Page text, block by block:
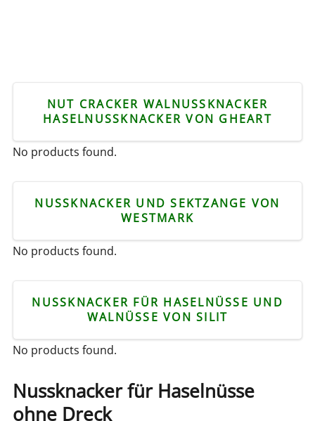
NUT CRACKER WALNUSSKNACKER
HASELNUSSKNACKER VON GHEART
No products found.
NUSSKNACKER UND SEKTZANGE VON
WESTMARK
No products found.
NUSSKNACKER FÜR HASELNÜSSE UND
WALNÜSSE VON SILIT
No products found.
Nussknacker für Haselnüsse
ohne Dreck